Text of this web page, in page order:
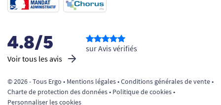
4.8/5
Voir tous les avis
sur Avis vérifiés
© 2026 - Tous Ergo • Mentions légales•Conditions générales de vente•
Charte de protection des données• Politique de cookies•
Personnaliser les cookies